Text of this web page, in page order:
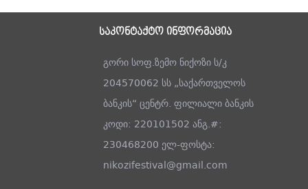
საკონტაქტო ინფორმაცია
გორი სოფ.ზემო ნიქოზი ს/კ
204570062 სს „საქართველოს
ბანკის“ ცენტრ. ფილიალი ბანკის
კოდი: 220101502 ანგ.#:
230468200 ელ-ფოსტა:
nikozifestival@gmail.com